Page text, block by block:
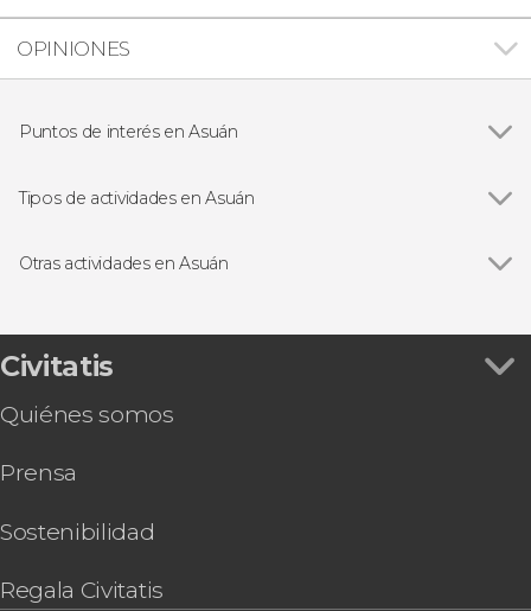
OPINIONES
Puntos de interés en Asuán
Templo de Philae
Tipos de actividades en Asuán
Excursiones de un día
Otras actividades en Asuán
Philae
Excursión en barco al poblado nubio
de luz y sonido
Civitatis
Quiénes somos
Prensa
Sostenibilidad
Regala Civitatis